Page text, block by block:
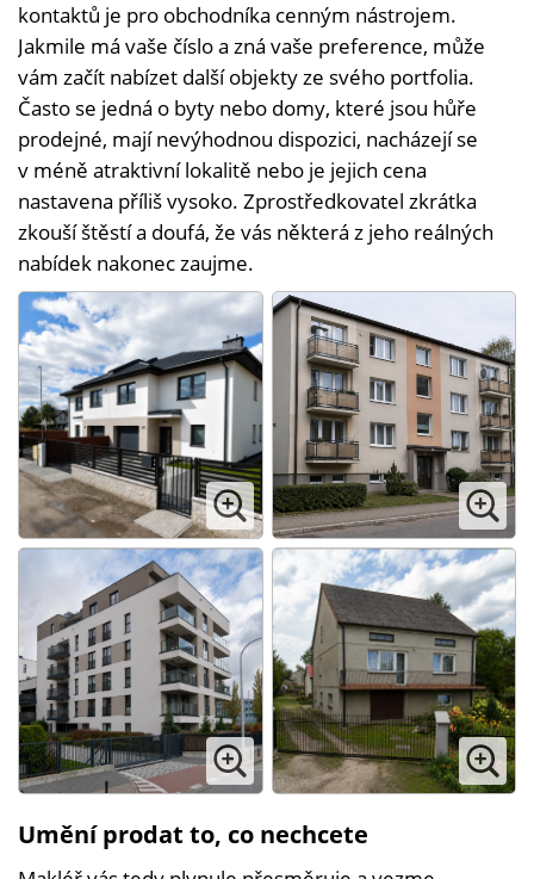
kontaktů je pro obchodníka cenným nástrojem.
Jakmile má vaše číslo a zná vaše preference, může
vám začít nabízet další objekty ze svého portfolia.
Často se jedná o byty nebo domy, které jsou hůře
prodejné, mají nevýhodnou dispozici, nacházejí se
v méně atraktivní lokalitě nebo je jejich cena
nastavena příliš vysoko. Zprostředkovatel zkrátka
zkouší štěstí a doufá, že vás některá z jeho reálných
nabídek nakonec zaujme.
Umění prodat to, co nechcete